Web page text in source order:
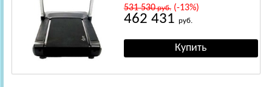
531 530руб.(-13%)
462 431 руб.